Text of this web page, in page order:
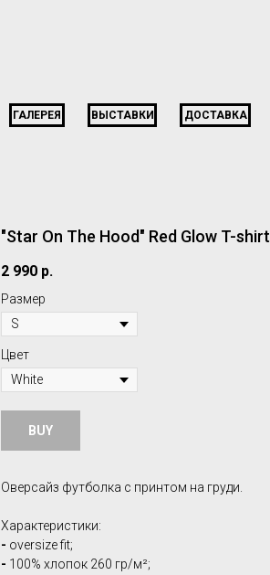
ДОСТАВКА
ВЫСТАВКИ
ГАЛЕРЕЯ
"Star On The Hood" Red Glow T-shirt
2 990 р.
Размер
Цвет
BUY
Оверсайз футболка с принтом на груди.
Характеристики:
- oversize fit;
- 100% хлопок 260 гр/м²;